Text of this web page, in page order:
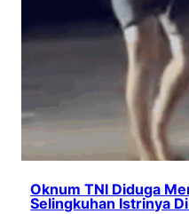
Oknum TNI Diduga
Selingkuhan Istrinya